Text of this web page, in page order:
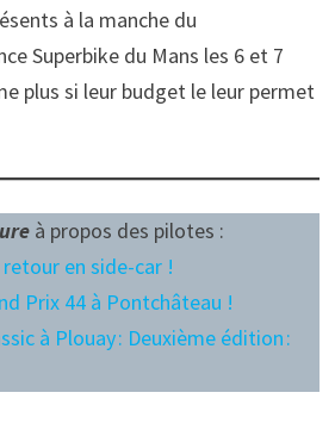
à la manche du
Superbike du Mans les 6 et 7
plus si leur budget le leur permet
à propos des pilotes :
en side-car !
Prix 44 à Pontchâteau !
à Plouay : Deuxième édition :